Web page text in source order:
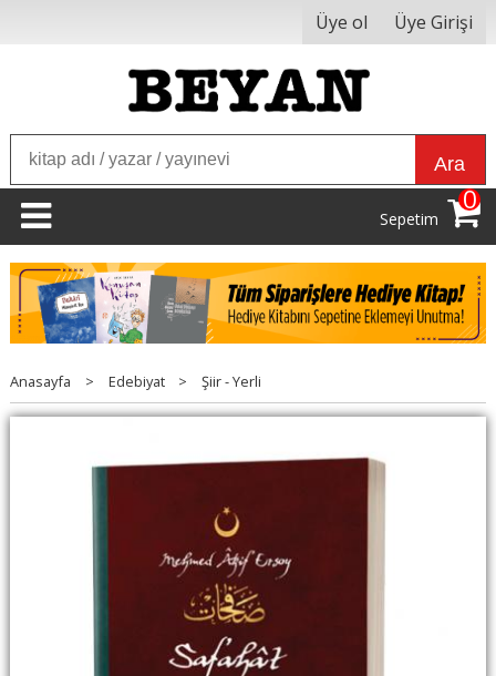
Üye ol Üye Girişi
Ara
Sepetim
0
Anasayfa > Edebiyat > Şiir - Yerli